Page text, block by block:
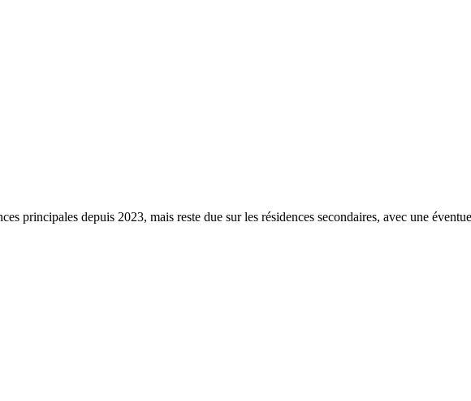
principales depuis 2023, mais reste due sur les résidences secondaires, avec une